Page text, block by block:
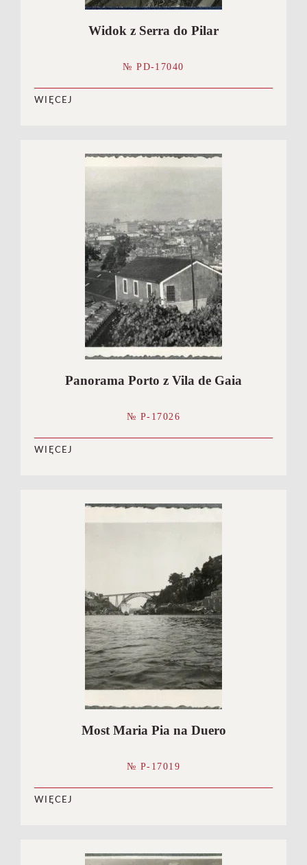
Widok z Serra do Pilar
№ PD-17040
WIĘCEJ
Panorama Porto z Vila de Gaia
№ P-17026
WIĘCEJ
Most Maria Pia na Duero
№ P-17019
WIĘCEJ